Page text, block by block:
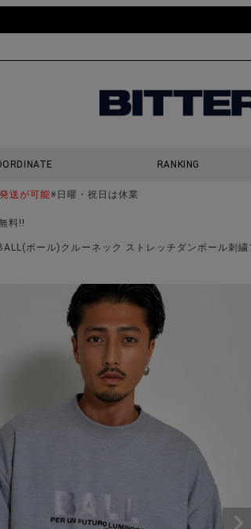
RANKING
送が可能※日曜・祝日は休業
料!!
ボール)クルーネック ストレッチダンボール刺